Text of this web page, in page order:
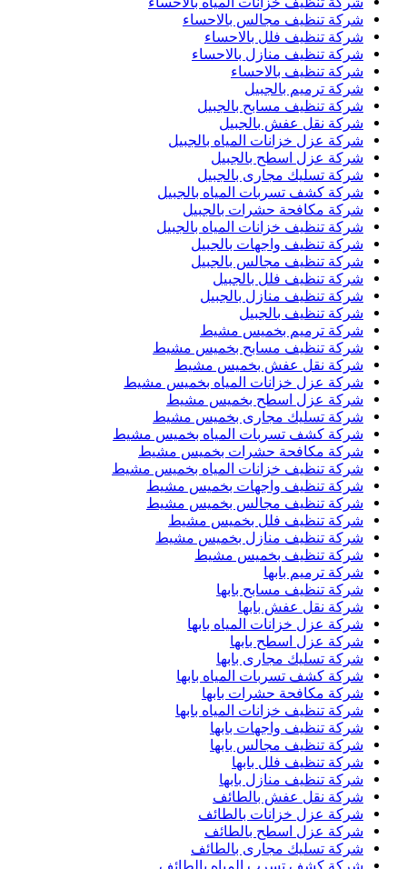
شركة تنظيف مجالس بالاحساء
شركة تنظيف فلل بالاحساء
شركة تنظيف منازل بالاحساء
شركة تنظيف بالاحساء
شركة ترميم بالجبيل
شركة تنظيف مسابح بالجبيل
شركة نقل عفش بالجبيل
شركة عزل خزانات المياه بالجبيل
شركة عزل اسطح بالجبيل
شركة تسليك مجارى بالجبيل
شركة كشف تسربات المياه بالجبيل
شركة مكافحة حشرات بالجبيل
شركة تنظيف خزانات المياه بالجبيل
شركة تنظيف واجهات بالجبيل
شركة تنظيف مجالس بالجبيل
شركة تنظيف فلل بالجبيل
شركة تنظيف منازل بالجبيل
شركة تنظيف بالجبيل
شركة ترميم بخميس مشيط
شركة تنظيف مسابح بخميس مشيط
شركة نقل عفش بخميس مشيط
شركة عزل خزانات المياه بخميس مشيط
شركة عزل اسطح بخميس مشيط
شركة تسليك مجارى بخميس مشيط
شركة كشف تسربات المياه بخميس مشيط
شركة مكافحة حشرات بخميس مشيط
شركة تنظيف خزانات المياه بخميس مشيط
شركة تنظيف واجهات بخميس مشيط
شركة تنظيف مجالس بخميس مشيط
شركة تنظيف فلل بخميس مشيط
شركة تنظيف منازل بخميس مشيط
شركة تنظيف بخميس مشيط
شركة ترميم بابها
شركة تنظيف مسابح بابها
شركة نقل عفش بابها
شركة عزل خزانات المياه بابها
شركة عزل اسطح بابها
شركة تسليك مجارى بابها
شركة كشف تسربات المياه بابها
شركة مكافحة حشرات بابها
شركة تنظيف خزانات المياه بابها
شركة تنظيف واجهات بابها
شركة تنظيف مجالس بابها
شركة تنظيف فلل بابها
شركة تنظيف منازل بابها
شركة نقل عفش بالطائف
شركة عزل خزانات بالطائف
شركة عزل اسطح بالطائف
شركة تسليك مجارى بالطائف